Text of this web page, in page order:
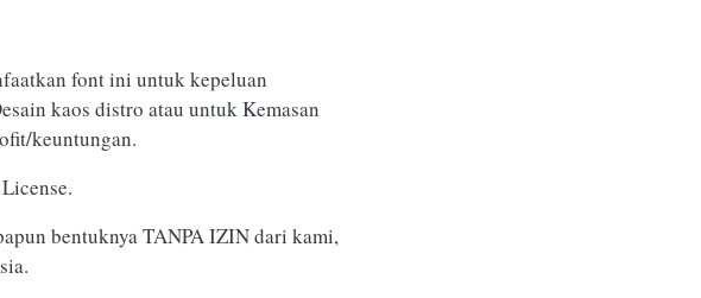
font ini untuk kepeluan
kaos distro atau untuk Kemasan
keuntungan.
bentuknya TANPA IZIN dari kami,